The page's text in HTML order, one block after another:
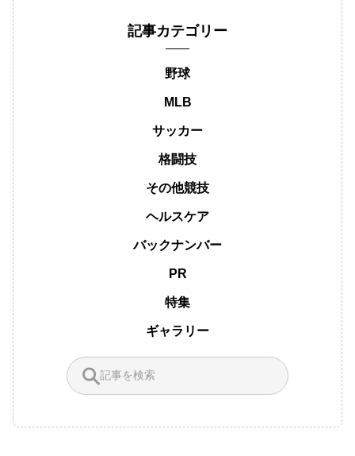
記事カテゴリー
野球
MLB
サッカー
格闘技
その他競技
ヘルスケア
バックナンバー
PR
特集
ギャラリー